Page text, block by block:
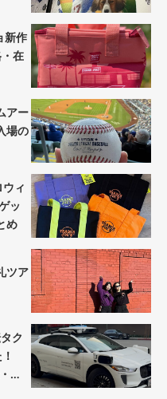
新作
在
アー
場の
ィ
ッ
め
ツア
ク
注